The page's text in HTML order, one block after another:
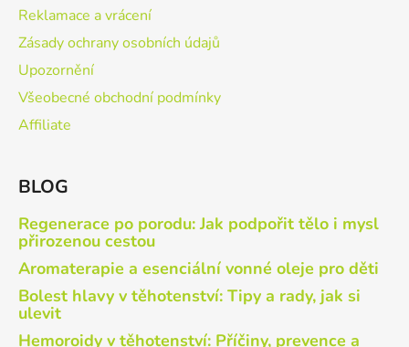
Reklamace a vrácení
Zásady ochrany osobních údajů
Upozornění
Všeobecné obchodní podmínky
Affiliate
BLOG
Regenerace po porodu: Jak podpořit tělo i mysl
přirozenou cestou
Aromaterapie a esenciální vonné oleje pro děti
Bolest hlavy v těhotenství: Tipy a rady, jak si
ulevit
Hemoroidy v těhotenství: Příčiny, prevence a